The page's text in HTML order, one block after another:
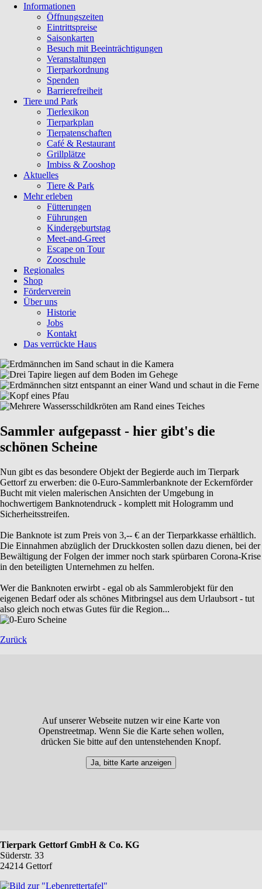
Navigation
überspringen
Informationen
Öffnungszeiten
Eintrittspreise
Saisonkarten
Besuch mit Beeinträchtigungen
Veranstaltungen
Tierparkordnung
Spenden
Barrierefreiheit
Tiere und Park
Tierlexikon
Tierparkplan
Tierpatenschaften
Café & Restaurant
Grillplätze
Imbiss & Zooshop
Aktuelles
Tiere & Park
Mehr erleben
Fütterungen
Führungen
Kindergeburtstag
Meet-and-Greet
Escape on Tour
Zooschule
Regionales
Shop
Förderverein
Über uns
Historie
Jobs
Kontakt
Das verrückte Haus
Sammler aufgepasst - hier gibt's die
schönen Scheine
Nun gibt es das besondere Objekt der Begierde auch im Tierpark
Gettorf zu erwerben: die 0-Euro-Sammlerbanknote der Eckernförder
Bucht mit vielen malerischen Ansichten der Umgebung in
hochwertigem Banknotendruck - komplett mit Hologramm und
Sicherheitsstreifen.
Die Banknote ist zum Preis von 3,-- € an der Tierparkkasse erhältlich.
Die Einnahmen abzüglich der Druckkosten sollen dazu dienen, bei der
Bewältigung der Folgen der immer noch stark spürbaren Corona-Krise
in den beteiligten Unternehmen zu helfen.
Wer die Banknoten erwirbt - egal ob als Sammlerobjekt für den
eigenen Bedarf oder als schönes Mitbringsel aus dem Urlaubsort - tut
also gleich noch etwas Gutes für die Region...
Zurück
Auf unserer Webseite nutzen wir eine Karte von
Openstreetmap. Wenn Sie die Karte sehen wollen,
drücken Sie bitte auf den untenstehenden Knopf.
Ja, bitte Karte anzeigen
Tierpark Gettorf GmbH & Co. KG
Süderstr. 33
24214 Gettorf